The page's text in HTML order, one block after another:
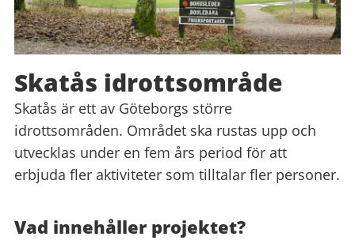
Skatås idrottsområde
Skatås är ett av Göteborgs större
idrottsområden. Området ska rustas upp och
utvecklas under en fem års period för att
erbjuda fler aktiviteter som tilltalar fler personer.
Vad innehåller projektet?